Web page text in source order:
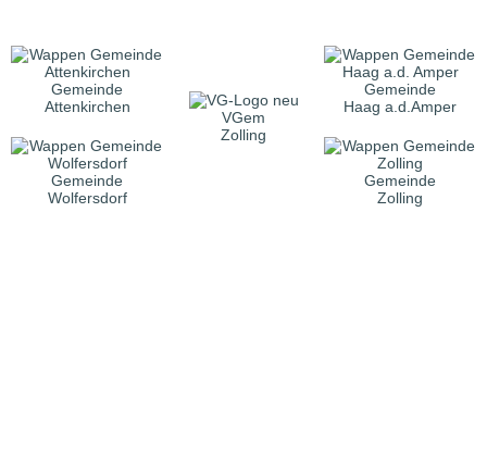
Gemeinde
Attenkirchen
VGem
Zolling
Gemeinde
Haag a.d.Amper
Gemeinde
Wolfersdorf
Gemeinde
Zolling